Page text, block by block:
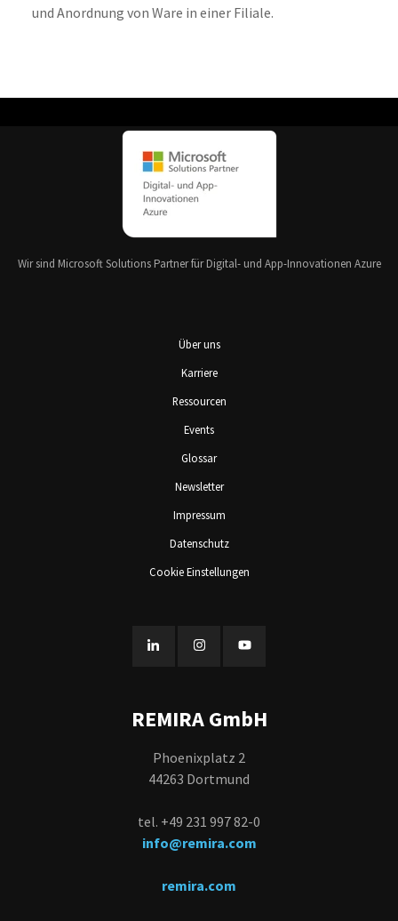
und Anordnung von Ware in einer Filiale.
Wir sind Microsoft Solutions Partner für Digital- und App-Innovationen Azure
Über uns
Karriere
Ressourcen
Events
Glossar
Newsletter
Impressum
Datenschutz
Cookie Einstellungen
REMIRA GmbH
Phoenixplatz 2
44263 Dortmund
tel. +49 231 997 82-0
info@remira.com
remira.com